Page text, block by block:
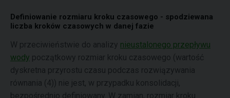
Definiowanie rozmiaru kroku czasowego - spodziewana
liczba kroków czasowych w danej fazie
W przeciwieństwie do analizy nieustalonego przepływu
wody początkowy rozmiar kroku czasowego (wartość
dyskretna przyrostu czasu podczas rozwiązywania
równania (4)) nie jest, w przypadku konsolidacji,
bezpośrednio definiowany. W zamian, rozmiar kroku